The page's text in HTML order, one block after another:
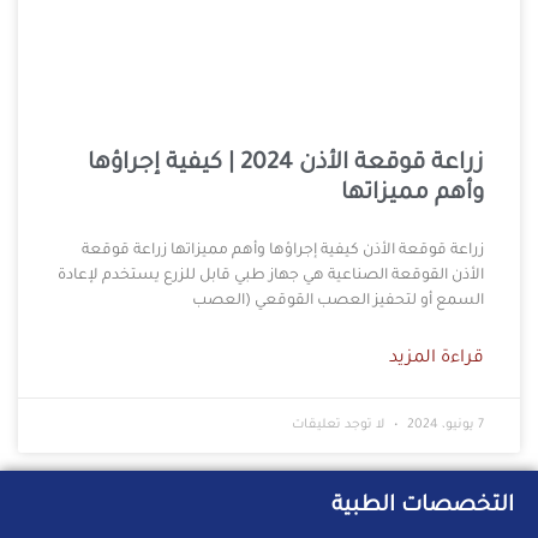
زراعة قوقعة الأذن 2024 | كيفية إجراؤها
وأهم مميزاتها
زراعة قوقعة الأذن كيفية إجراؤها وأهم مميزاتها زراعة قوقعة
الأذن القوقعة الصناعية هي جهاز طبي قابل للزرع يستخدم لإعادة
السمع أو لتحفيز العصب القوقعي (العصب
قراءة المزيد
7 يونيو، 2024 لا توجد تعليقات
التخصصات الطبية